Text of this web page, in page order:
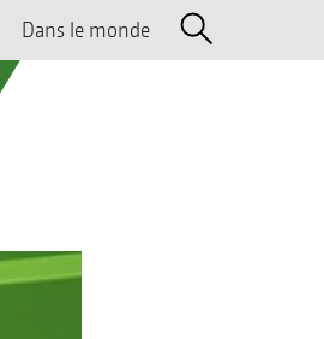
Dans le monde